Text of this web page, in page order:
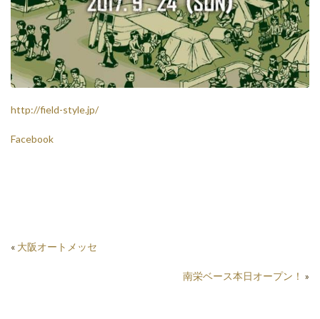
http://field-style.jp/
Facebook
« 大阪オートメッセ
南栄ベース本日オープン！ »